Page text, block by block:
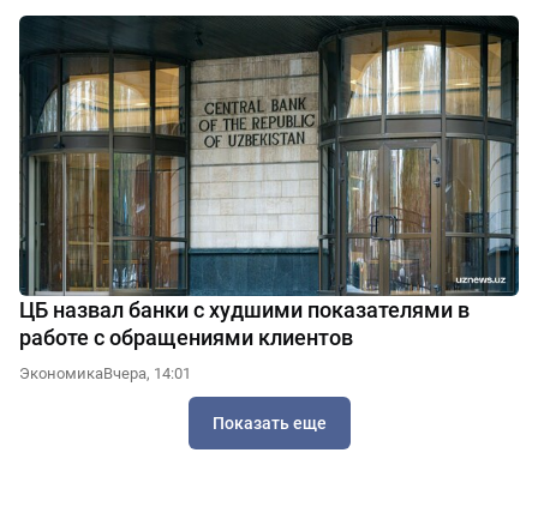
ЦБ назвал банки с худшими показателями в
работе с обращениями клиентов
ЭкономикаВчера, 14:01
Показать еще